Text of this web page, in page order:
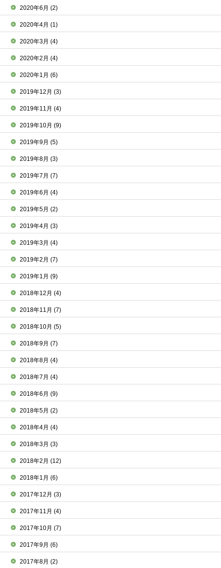
2020年6月(2)
2020年4月(1)
2020年3月(4)
2020年2月(4)
2020年1月(6)
2019年12月(3)
2019年11月(4)
2019年10月(9)
2019年9月(5)
2019年8月(3)
2019年7月(7)
2019年6月(4)
2019年5月(2)
2019年4月(3)
2019年3月(4)
2019年2月(7)
2019年1月(9)
2018年12月(4)
2018年11月(7)
2018年10月(5)
2018年9月(7)
2018年8月(4)
2018年7月(4)
2018年6月(9)
2018年5月(2)
2018年4月(4)
2018年3月(3)
2018年2月(12)
2018年1月(6)
2017年12月(3)
2017年11月(4)
2017年10月(7)
2017年9月(6)
2017年8月(2)